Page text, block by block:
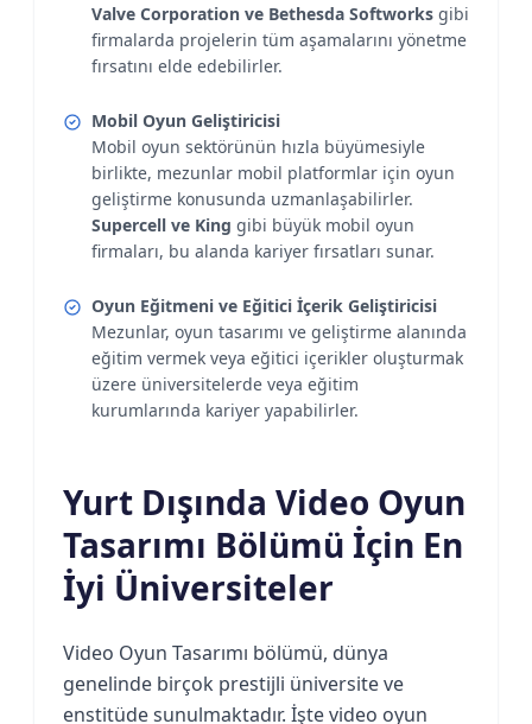
Valve Corporation ve Bethesda Softworks gibi
firmalarda projelerin tüm aşamalarını yönetme
fırsatını elde edebilirler.
Mobil Oyun Geliştiricisi
Mobil oyun sektörünün hızla büyümesiyle
birlikte, mezunlar mobil platformlar için oyun
geliştirme konusunda uzmanlaşabilirler.
Supercell ve King gibi büyük mobil oyun
firmaları, bu alanda kariyer fırsatları sunar.
Oyun Eğitmeni ve Eğitici İçerik Geliştiricisi
Mezunlar, oyun tasarımı ve geliştirme alanında
eğitim vermek veya eğitici içerikler oluşturmak
üzere üniversitelerde veya eğitim
kurumlarında kariyer yapabilirler.
Yurt Dışında Video Oyun
Tasarımı Bölümü İçin En
İyi Üniversiteler
Video Oyun Tasarımı bölümü, dünya
genelinde birçok prestijli üniversite ve
enstitüde sunulmaktadır. İşte video oyun